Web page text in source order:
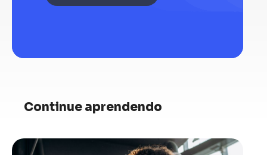
Continue aprendendo